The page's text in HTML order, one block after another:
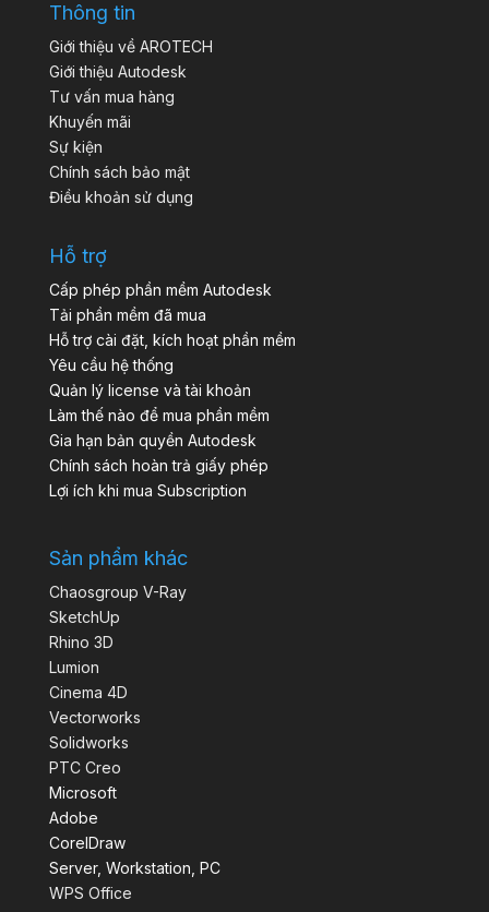
Thông tin
Giới thiệu về AROTECH
Giới thiệu Autodesk
Tư vấn mua hàng
Khuyến mãi
Sự kiện
Chính sách bảo mật
Điều khoản sử dụng
Hỗ trợ
Cấp phép phần mềm Autodesk
Tải phần mềm đã mua
Hỗ trợ cài đặt, kích hoạt phần mềm
Yêu cầu hệ thống
Quản lý license và tài khoản
Làm thế nào để mua phần mềm
Gia hạn bản quyền Autodesk
Chính sách hoàn trả giấy phép
Lợi ích khi mua Subscription
Sản phẩm khác
Chaosgroup V-Ray
SketchUp
Rhino 3D
Lumion
Cinema 4D
Vectorworks
Solidworks
PTC Creo
Microsoft
Adobe
CorelDraw
Server, Workstation, PC
WPS Office